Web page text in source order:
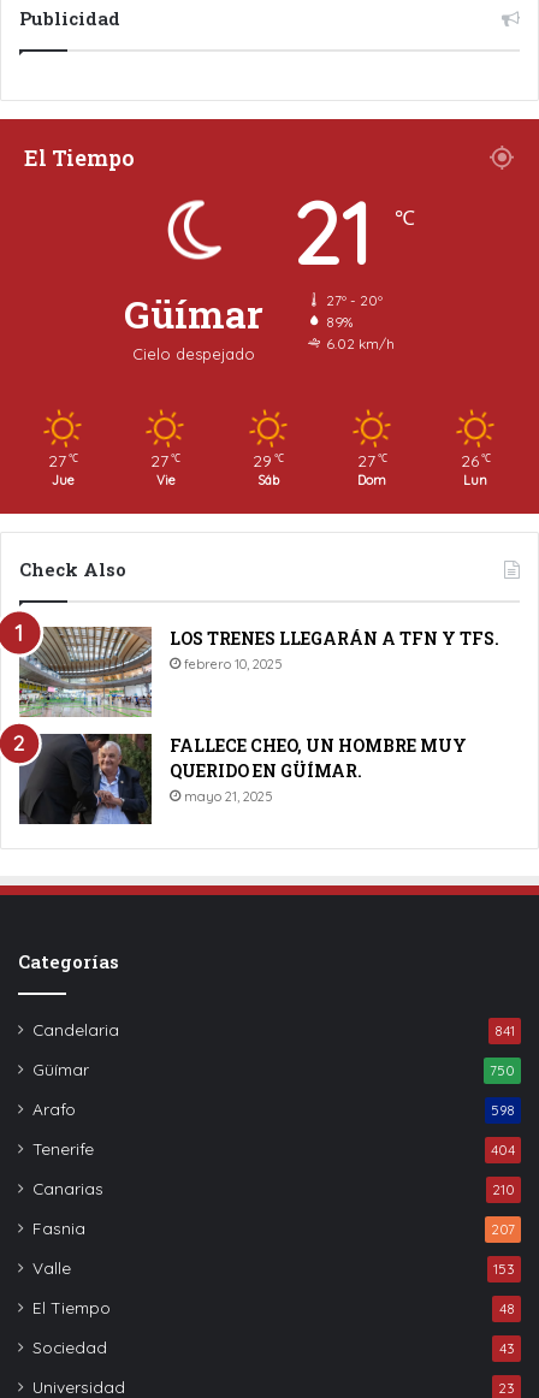
Publicidad
El Tiempo
Güímar
Cielo despejado
21 ℃
27º - 20º
89%
6.02 km/h
27 ℃
Jue
27 ℃
Vie
29 ℃
Sáb
27 ℃
Dom
26 ℃
Lun
Check Also
LOS TRENES LLEGARÁN A TFN Y TFS.
febrero 10, 2025
FALLECE CHEO, UN HOMBRE MUY
QUERIDO EN GÜÍMAR.
mayo 21, 2025
Categorías
Candelaria 841
Güímar 750
Arafo 598
Tenerife 404
Canarias 210
Fasnia 207
Valle 153
El Tiempo 48
Sociedad 43
Universidad 23